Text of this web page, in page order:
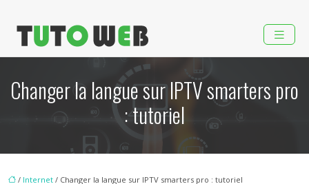
Changer la langue sur IPTV smarters pro
: tutoriel
/ Internet / Changer la langue sur IPTV smarters pro : tutoriel